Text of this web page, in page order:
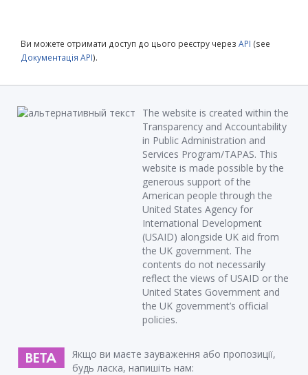
Ви можете отримати доступ до цього реєстру через API (see
Документація API).
The website is created within the
Transparency and Accountability
in Public Administration and
Services Program/TAPAS. This
website is made possible by the
generous support of the
American people through the
United States Agency for
International Development
(USAID) alongside UK aid from
the UK government. The
contents do not necessarily
reflect the views of USAID or the
United States Government and
the UK government’s official
policies.
Якщо ви маєте зауваження або пропозиції,
будь ласка, напишіть нам: